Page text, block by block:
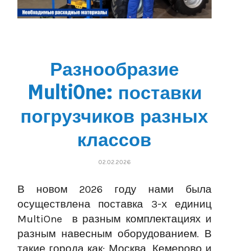
Разнообразие
MultiOne: поставки
погрузчиков разных
классов
02.02.2026
В новом 2026 году нами была
осуществлена поставка 3-х единиц
MultiOne в разным комплектациях и
разным навесным оборудованием. В
такие города как: Москва, Кемерово и